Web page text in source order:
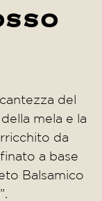
del
mela e la
da
a base
Balsamico